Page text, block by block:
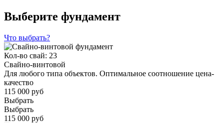
Выберите фундамент
Что выбрать?
Кол-во свай: 23
Свайно-винтовой
Для любого типа объектов. Оптимальное соотношение цена-
качество
115 000 руб
Выбрать
Выбрать
115 000 руб